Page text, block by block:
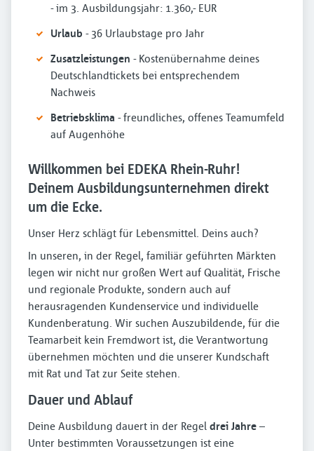
- im 3. Ausbildungsjahr: 1.360,- EUR
Urlaub - 36 Urlaubstage pro Jahr
Zusatzleistungen - Kostenübernahme deines
Deutschlandtickets bei entsprechendem
Nachweis
Betriebsklima - freundliches, offenes Teamumfeld
auf Augenhöhe
Willkommen bei EDEKA Rhein-Ruhr!
Deinem Ausbildungsunternehmen direkt
um die Ecke.
Unser Herz schlägt für Lebensmittel. Deins auch?
In unseren, in der Regel, familiär geführten Märkten
legen wir nicht nur großen Wert auf Qualität, Frische
und regionale Produkte, sondern auch auf
herausragenden Kundenservice und individuelle
Kundenberatung. Wir suchen Auszubildende, für die
Teamarbeit kein Fremdwort ist, die Verantwortung
übernehmen möchten und die unserer Kundschaft
mit Rat und Tat zur Seite stehen.
Dauer und Ablauf
Deine Ausbildung dauert in der Regel drei Jahre –
Unter bestimmten Voraussetzungen ist eine